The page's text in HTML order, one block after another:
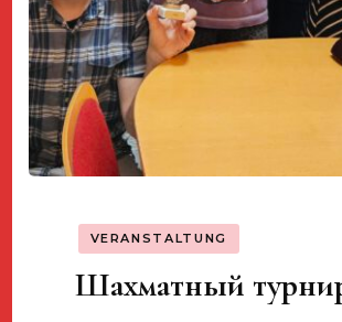
VERANSTALTUNG
Шахматный